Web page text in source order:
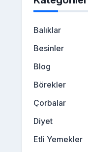
Balıklar
Besinler
Blog
Börekler
Çorbalar
Diyet
Etli Yemekler